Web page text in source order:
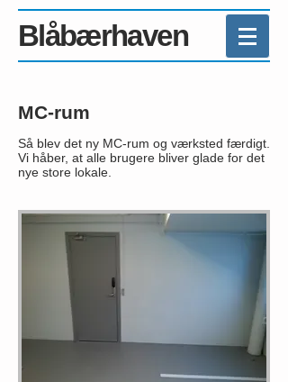
Blåbærhaven
MC-rum
Så blev det ny MC-rum og værksted færdigt.
Vi håber, at alle brugere bliver glade for det
nye store lokale.